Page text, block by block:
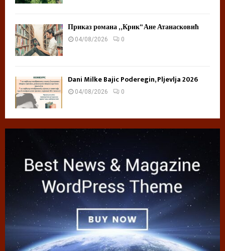
Приказ романа „Крик“ Ане Атанасковић
04/08/2026 0
Dani Milke Bajic Poderegin, Pljevlja 2026
04/08/2026 0